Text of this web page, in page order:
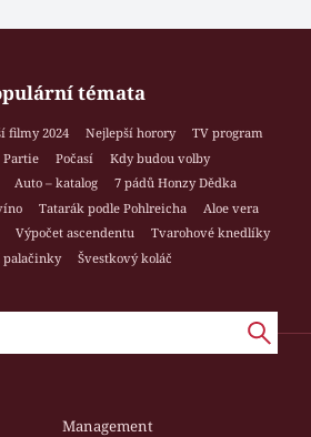
témata
filmy 2024 Nejlepší horory
TV program
Partie Počasí
Kdy budou volby
Auto – katalog
7 pádů Honzy Dědka
Tatarák podle Pohlreicha
Aloe vera
Výpočet ascendentu
Tvarohové knedlíky
palačinky
Švestkový koláč
Management